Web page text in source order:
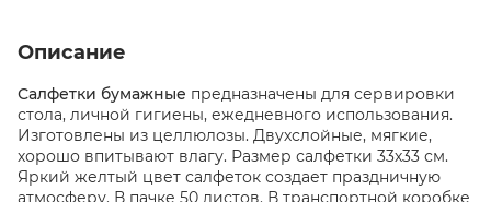
Описание
Салфетки бумажные предназначены для сервировки
стола, личной гигиены, ежедневного использования.
Изготовлены из целлюлозы. Двухслойные, мягкие,
хорошо впитывают влагу. Размер салфетки 33х33 см.
Яркий желтый цвет салфеток создает праздничную
атмосферу. В пачке 50 листов. В транспортной коробке